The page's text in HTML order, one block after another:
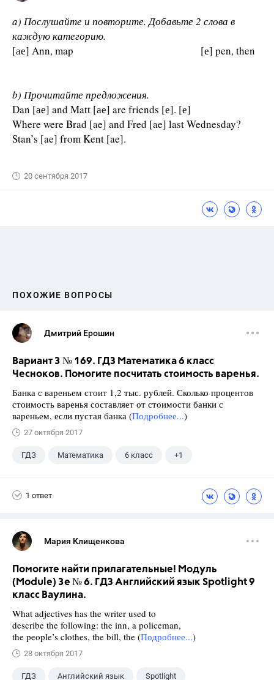
a) Послушайте и повторите. Добавьте 2 слова в
каждую категорию.
[ае] Ann, map [е] pen, then
b) Прочитайте предложения.
Dan [ае] and Matt [ае] are friends [е]. [е]
Where were Brad [ae] and Fred [ae] last Wednesday?
Stan’s [ae] from Kent [ae].
20 сентября 2017
ПОХОЖИЕ ВОПРОСЫ
Дмитрий Ерошин
Вариант 3 № 169. ГДЗ Математика 6 класс
Чесноков. Помогите посчитать стоимость варенья.
Банка с вареньем стоит 1,2 тыс. рублей. Сколько процентов
стоимость варенья составляет от стоимости банки с
вареньем, если пустая банка (Подробнее...)
27 октября 2017
ГДЗ Математика 6 класс +1
1 ответ
Мария Клищенкова
Помогите найти прилагательные! Модуль
(Module) 3e № 6. ГДЗ Английский язык Spotlight 9
класс Ваулина.
What adjectives has the writer used to
describe the following: the inn, a policeman,
the people’s clothes, the bill, the (Подробнее...)
28 октября 2017
ГДЗ Английский язык Spotlight